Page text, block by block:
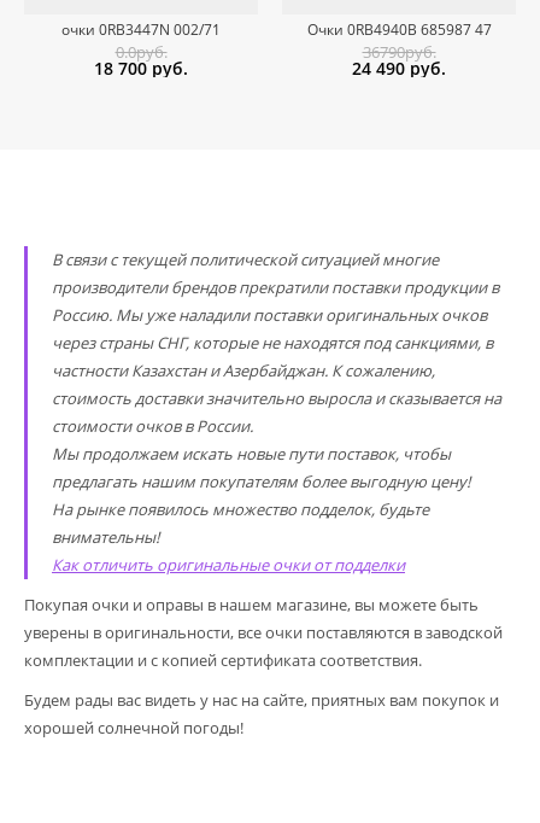
очки 0RB3447N 002/71
0.0руб.
18 700 руб.
Очки 0RB4940B 685987 47
36790руб.
24 490 руб.
В связи с текущей политической ситуацией многие
производители брендов прекратили поставки продукции в
Россию. Мы уже наладили поставки оригинальных очков
через страны СНГ, которые не находятся под санкциями, в
частности Казахстан и Азербайджан. К сожалению,
стоимость доставки значительно выросла и сказывается на
стоимости очков в России.
Мы продолжаем искать новые пути поставок, чтобы
предлагать нашим покупателям более выгодную цену!
На рынке появилось множество подделок, будьте
внимательны!
Как отличить оригинальные очки от подделки
Покупая очки и оправы в нашем магазине, вы можете быть
уверены в оригинальности, все очки поставляются в заводской
комплектации и с копией сертификата соответствия.
Будем рады вас видеть у нас на сайте, приятных вам покупок и
хорошей солнечной погоды!